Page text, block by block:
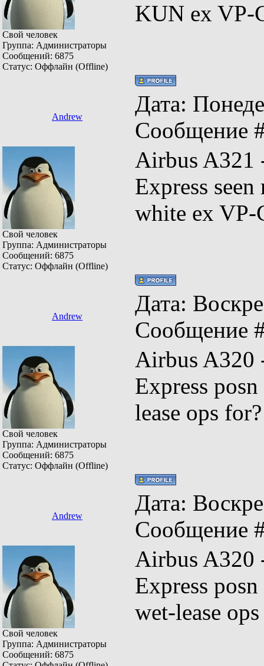
Свой человек
Группа: Администраторы
Сообщений: 6875
Статус: Оффлайн (Offline)
KUN ex VP-
Andrew
Дата:
Сообщение
Свой человек
Группа: Администраторы
Сообщений: 6875
Статус: Оффлайн (Offline)
Airbus
Express
white ex VP-
Andrew
Дата:
Сообщение
Свой человек
Группа: Администраторы
Сообщений: 6875
Статус: Оффлайн (Offline)
Airbus
Express
lease ops
Andrew
Дата:
Сообщение
Свой человек
Группа: Администраторы
Сообщений: 6875
Airbus
Express
wet-lease